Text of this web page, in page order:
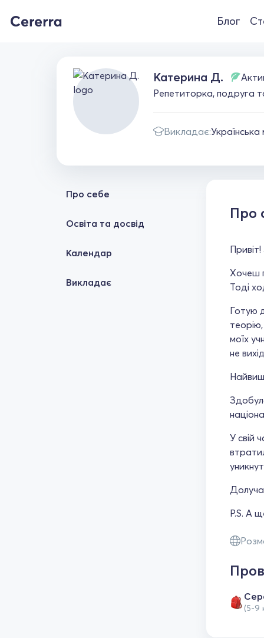
Блог
Катерина Д.
Репетиторка, подруга
Викладає:
Про себе
Освіта та досвід
Календар
Викладає
Про
Хочеш
Тоді
Готую
моїх
не
У свій
P.S. А
(5-9